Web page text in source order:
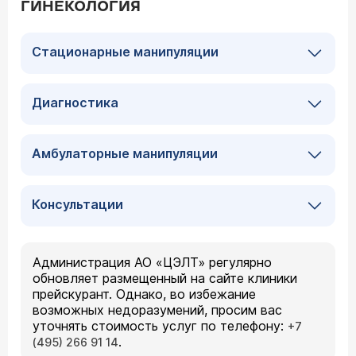
ГИНЕКОЛОГИЯ
Стационарные манипуляции
Диагностика
Амбулаторные манипуляции
Консультации
Администрация АО «ЦЭЛТ» регулярно
обновляет размещенный на сайте клиники
прейскурант. Однако, во избежание
возможных недоразумений, просим вас
уточнять стоимость услуг по телефону: +7
(495) 266 91 14.